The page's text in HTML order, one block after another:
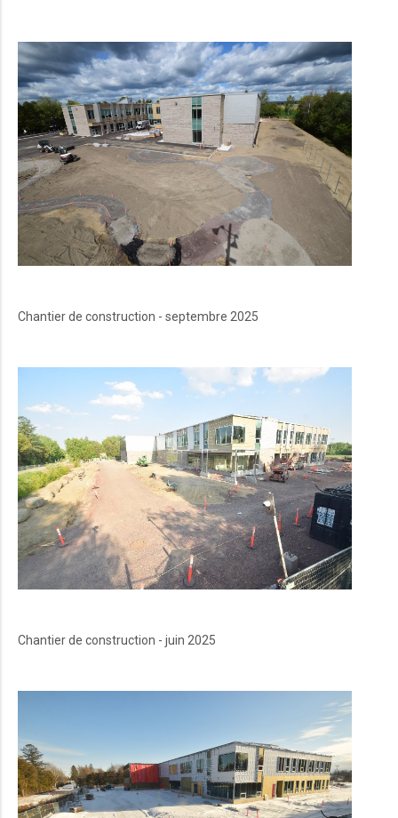
Chantier de construction - septembre 2025
Chantier de construction - juin 2025